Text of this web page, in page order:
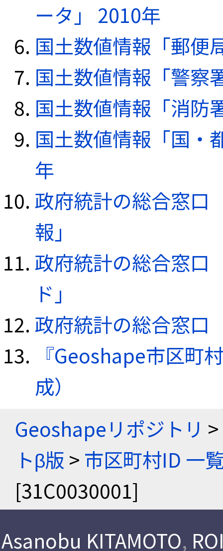
ータ」 2010年
国土数値情報「郵便
国土数値情報「警察
国土数値情報「消防
国土数値情報「国・
年
政府統計の総合窓口
報」
政府統計の総合窓口
ド」
政府統計の総合窓口
『Geoshape市区町
成）
Geoshapeリポジトリ >
トβ版 > 市区町村ID 一
[31C0030001]
Asanobu KITAMOTO,